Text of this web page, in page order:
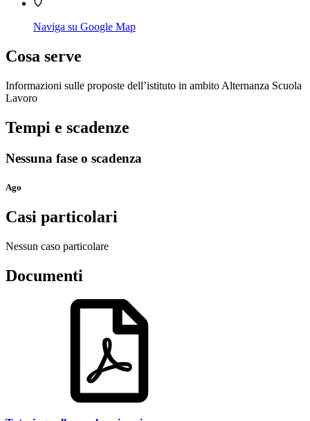
Naviga su Google Map
Cosa serve
Informazioni sulle proposte dell’istituto in ambito Alternanza Scuola
Lavoro
Tempi e scadenze
Nessuna fase o scadenza
Ago
Casi particolari
Nessun caso particolare
Documenti